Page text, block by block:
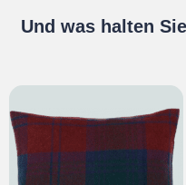
Und was halten